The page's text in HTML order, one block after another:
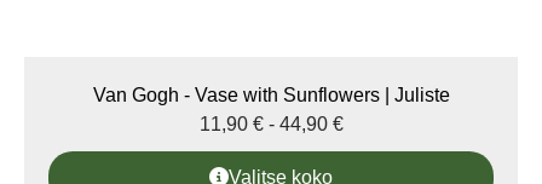
Van Gogh - Vase with Sunflowers | Juliste
11,90 € - 44,90 €
Valitse koko